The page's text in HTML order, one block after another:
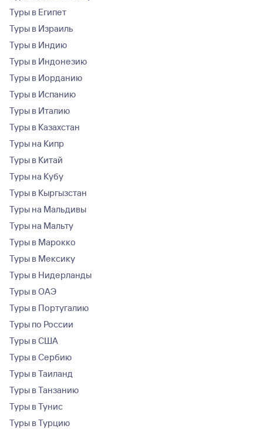
Туры в Египет
Туры в Израиль
Туры в Индию
Туры в Индонезию
Туры в Иорданию
Туры в Испанию
Туры в Италию
Туры в Казахстан
Туры на Кипр
Туры в Китай
Туры на Кубу
Туры в Кыргызстан
Туры на Мальдивы
Туры на Мальту
Туры в Марокко
Туры в Мексику
Туры в Нидерланды
Туры в ОАЭ
Туры в Португалию
Туры по России
Туры в США
Туры в Сербию
Туры в Таиланд
Туры в Танзанию
Туры в Тунис
Туры в Турцию